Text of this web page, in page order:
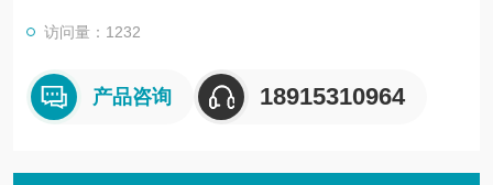
访问量：1232
产品咨询 18915310964